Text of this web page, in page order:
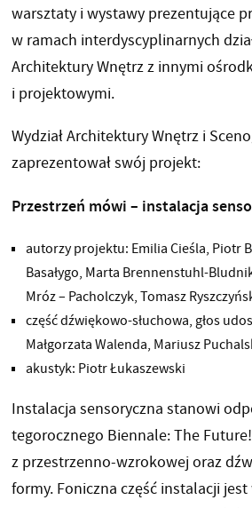
warsztaty i wystawy prezentujące
w ramach interdyscyplinarnych
Architektury Wnętrz z innymi
i projektowymi.
Wydział Architektury Wnętrz i
zaprezentował swój projekt:
Przestrzeń mówi – instalacja
autorzy projektu: Emilia Cieśla, Piotr
Basałygo, Marta Brennenstuhl-
Mróz – Pacholczyk, Tomasz
część dźwiękowo-słuchowa, głos
Małgorzata Walenda, Mariusz
akustyk: Piotr Łukaszewski
Instalacja sensoryczna stanowi
tegorocznego Biennale: The
z przestrzenno-wzrokowej oraz
formy. Foniczna część instalacji